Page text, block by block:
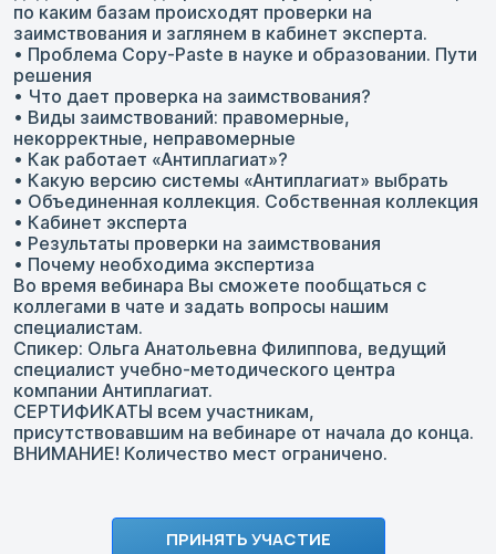
по каким базам происходят проверки на
заимствования и заглянем в кабинет эксперта.
• Проблема Copy-Paste в науке и образовании. Пути
решения
• Что дает проверка на заимствования?
• Виды заимствований: правомерные,
некорректные, неправомерные
• Как работает «Антиплагиат»?
• Какую версию системы «Антиплагиат» выбрать
• Объединенная коллекция. Собственная коллекция
• Кабинет эксперта
• Результаты проверки на заимствования
• Почему необходима экспертиза
Во время вебинара Вы сможете пообщаться с
коллегами в чате и задать вопросы нашим
специалистам.
Спикер: Ольга Анатольевна Филиппова, ведущий
специалист учебно-методического центра
компании Антиплагиат.
СЕРТИФИКАТЫ всем участникам,
присутствовавшим на вебинаре от начала до конца.
ВНИМАНИЕ! Количество мест ограничено.
ПРИНЯТЬ УЧАСТИЕ